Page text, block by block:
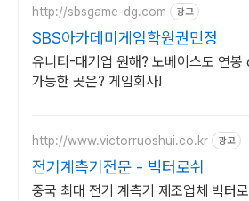
http://sbsgame-dg.com 광고
SBS아카데미게임학원권민정
유니티-대기업 원해? 노베이스도 연봉
가능한 곳은? 게임회사!
http://www.victorruoshui.co.kr 광고
전기계측기전문 - 빅터로쉬
중국 최대 전기 계측기 제조업체 빅터